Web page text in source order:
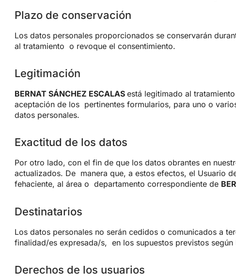
Plazo de conservación
Los datos personales proporcionados se conservarán
al tratamiento o revoque el consentimiento.
Legitimación
BERNAT SÁNCHEZ ESCALAS está legitimado al
aceptación de los pertinentes formularios, para uno o
datos personales.
Exactitud de los datos
Por otro lado, con el fin de que los datos obrantes en
actualizados. De manera que, a estos efectos, el Usuario
fehaciente, al área o departamento correspondiente de
Destinatarios
Los datos personales no serán cedidos o comunicados a
finalidad/es expresada/s, en los supuestos previstos según
Derechos de los usuarios